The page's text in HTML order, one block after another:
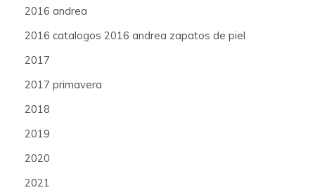
2016 andrea
2016 catalogos 2016 andrea zapatos de piel
2017
2017 primavera
2018
2019
2020
2021